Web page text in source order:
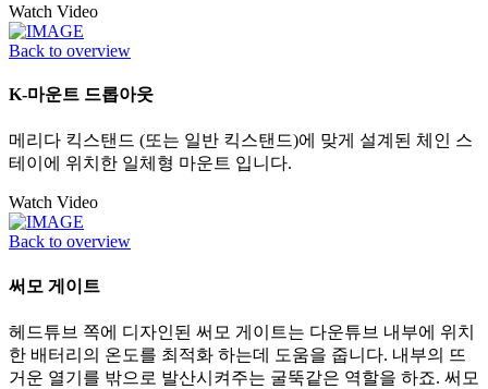
Watch Video
Back to overview
K-마운트 드롭아웃
메리다 킥스탠드 (또는 일반 킥스탠드)에 맞게 설계된 체인 스
테이에 위치한 일체형 마운트 입니다.
Watch Video
Back to overview
써모 게이트
헤드튜브 쪽에 디자인된 써모 게이트는 다운튜브 내부에 위치
한 배터리의 온도를 최적화 하는데 도움을 줍니다. 내부의 뜨
거운 열기를 밖으로 발산시켜주는 굴뚝같은 역할을 하죠. 써모